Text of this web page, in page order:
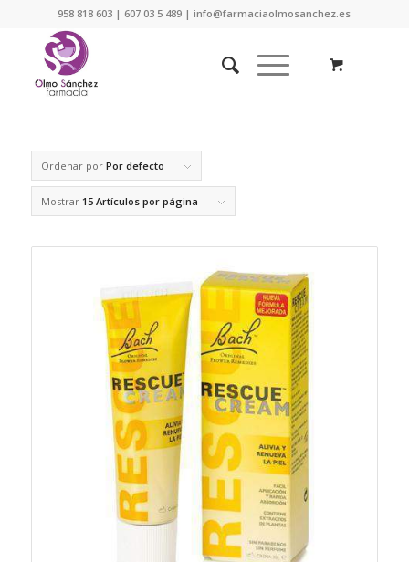
958 818 603 | 607 03 5 489 | info@farmaciaolmosanchez.es
Ordenar por Por defecto
Mostrar 15 Artículos por página